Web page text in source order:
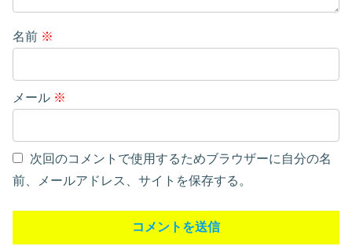
名前 ※
メール ※
次回のコメントで使用するためブラウザーに自分の名
前、メールアドレス、サイトを保存する。